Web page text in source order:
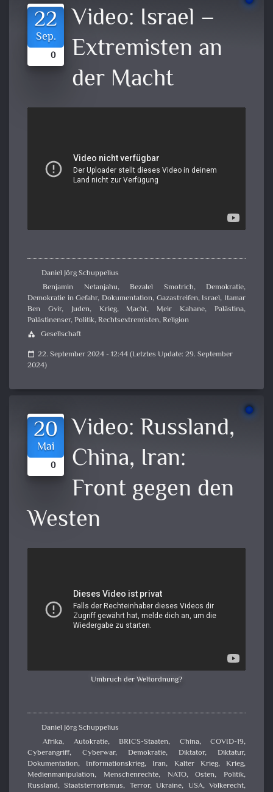
22
Sep.
0
Video: Israel –
Extremisten an
der Macht
Daniel Jörg Schuppelius
Benjamin Netanjahu, Bezalel Smotrich, Demokratie,
Demokratie in Gefahr,Dokumentation, Gazastreifen, Israel, Itamar
Ben Gvir, Juden, Krieg, Macht, Meir Kahane,Palästina,
Palästinenser,Politik,Rechtsextremisten,Religion
category Gesellschaft
calendar_today 22. September 2024 - 12:44 (Letztes Update: 29. September
2024)
20
Mai
0
Video: Russland,
China, Iran:
Front gegen den
Westen
Umbruch der Weltordnung?
Daniel Jörg Schuppelius
Afrika, Autokratie, BRICS-Staaten, China, COVID-19,
Cyberangriff, Cyberwar, Demokratie, Diktator, Diktatur,
Dokumentation, Informationskrieg, Iran, Kalter Krieg,Krieg,
Medienmanipulation, Menschenrechte, NATO,Osten, Politik,
Russland,Staatsterrorismus, Terror,Ukraine, USA,Völkerecht,